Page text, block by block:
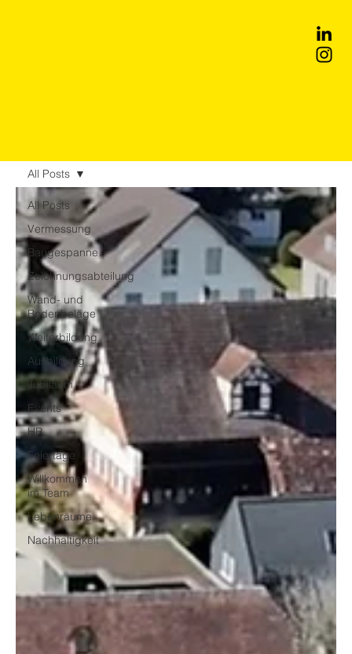
All Posts
Vermessung
Baugespanne
Zeichnungsabteilung
Wand- und
Bodenbeläge
Weiterbildung
Ausbildung
Jubiläum
Events
HR
Feiertage
Willkommen
im Team
Lebenräume
Nachhaltigkeit
All Posts